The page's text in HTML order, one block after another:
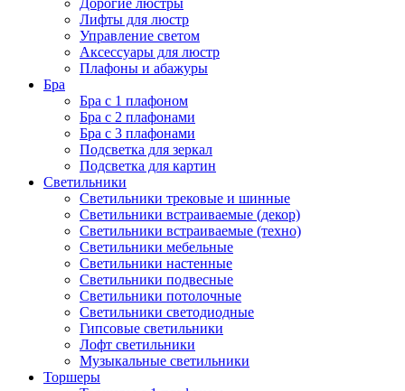
Дорогие люстры
Лифты для люстр
Управление светом
Аксессуары для люстр
Плафоны и абажуры
Бра
Бра с 1 плафоном
Бра с 2 плафонами
Бра с 3 плафонами
Подсветка для зеркал
Подсветка для картин
Светильники
Светильники трековые и шинные
Светильники встраиваемые (декор)
Светильники встраиваемые (техно)
Светильники мебельные
Светильники настенные
Светильники подвесные
Светильники потолочные
Светильники светодиодные
Гипсовые светильники
Лофт светильники
Музыкальные светильники
Торшеры